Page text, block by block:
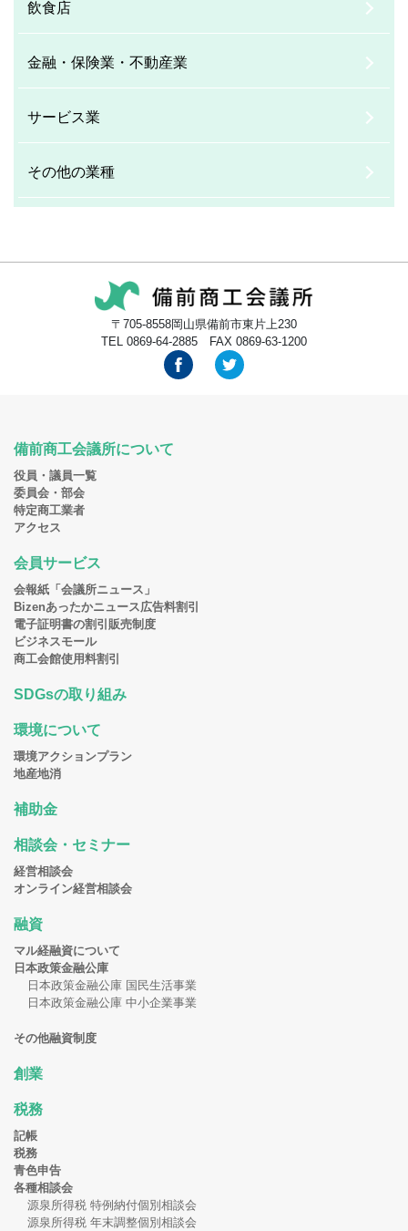
飲食店
金融・保険業・不動産業
サービス業
その他の業種
〒705-8558岡山県備前市東片上230
TEL 0869-64-2885 FAX 0869-63-1200
備前商工会議所について
役員・議員一覧
委員会・部会
特定商工業者
アクセス
会員サービス
会報紙「会議所ニュース」
Bizenあったかニュース広告料割引
電子証明書の割引販売制度
ビジネスモール
商工会館使用料割引
SDGsの取り組み
環境について
環境アクションプラン
地産地消
補助金
相談会・セミナー
経営相談会
オンライン経営相談会
融資
マル経融資について
日本政策金融公庫
日本政策金融公庫 国民生活事業
日本政策金融公庫 中小企業事業
その他融資制度
創業
税務
記帳
税務
青色申告
各種相談会
源泉所得税 特例納付個別相談会
源泉所得税 年末調整個別相談会